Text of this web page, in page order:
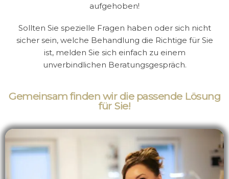
aufgehoben!
Sollten Sie spezielle Fragen haben oder sich nicht
sicher sein, welche Behandlung die Richtige für Sie
ist, melden Sie sich einfach zu einem
unverbindlichen Beratungsgespräch.
Gemeinsam finden wir die passende Lösung
für Sie!